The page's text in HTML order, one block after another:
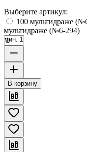
Выберите артикул:
100 мультидраже
мультидраже (№6-294)
мин. 1
В корзину